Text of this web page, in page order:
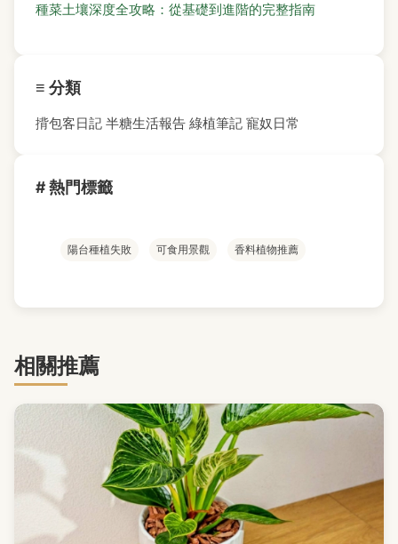
種菜土壤深度全攻略：從基礎到進階的完整指南
≡ 分類
揹包客日記 半糖生活報告 綠植筆記 寵奴日常
# 熱門標籤
陽台種植失敗 可食用景觀 香料植物推薦
相關推薦